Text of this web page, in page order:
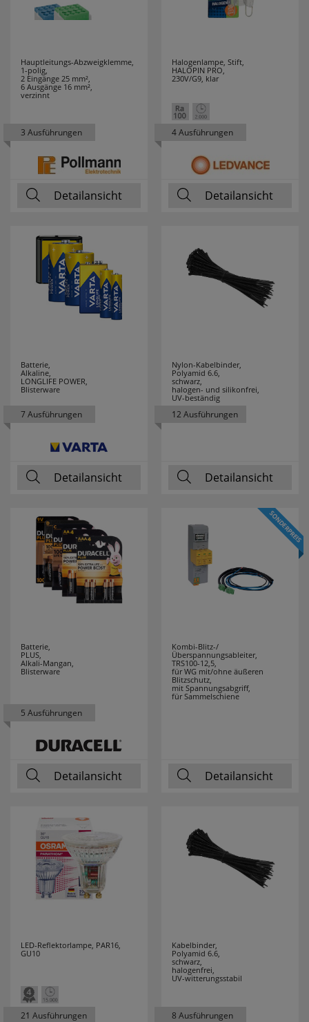
90 cm
97 cm
Hauptleitungs-Abzweigklemme,
1-polig,
2 Eingänge 25 mm²,
6 Ausgänge 16 mm²,
verzinnt
3 Ausführungen
Detailansicht
Halogenlampe, Stift,
HALOPIN PRO,
230V/G9, klar
4 Ausführungen
Detailansicht
Batterie,
Alkaline,
LONGLIFE POWER,
Blisterware
7 Ausführungen
Detailansicht
Nylon-Kabelbinder,
Polyamid 6.6,
schwarz,
halogen- und silikonfrei,
UV-beständig
12 Ausführungen
Detailansicht
Batterie,
PLUS,
Alkali-Mangan,
Blisterware
5 Ausführungen
Detailansicht
Kombi-Blitz-/
Überspannungsableiter,
TRS100-12,5,
für WG mit/ohne äußeren
Blitzschutz,
mit Spannungsabgriff,
für Sammelschiene
Detailansicht
LED-Reflektorlampe, PAR16,
GU10
21 Ausführungen
Kabelbinder,
Polyamid 6.6,
schwarz,
halogenfrei,
UV-witterungsstabil
8 Ausführungen